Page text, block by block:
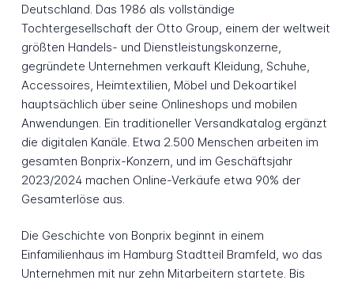
Deutschland. Das 1986 als vollständige
Tochtergesellschaft der Otto Group, einem der weltweit
größten Handels- und Dienstleistungskonzerne,
gegründete Unternehmen verkauft Kleidung, Schuhe,
Accessoires, Heimtextilien, Möbel und Dekoartikel
hauptsächlich über seine Onlineshops und mobilen
Anwendungen. Ein traditioneller Versandkatalog ergänzt
die digitalen Kanäle. Etwa 2.500 Menschen arbeiten im
gesamten Bonprix-Konzern, und im Geschäftsjahr
2023/2024 machen Online-Verkäufe etwa 90% der
Gesamterlöse aus.
Die Geschichte von Bonprix beginnt in einem
Einfamilienhaus im Hamburg Stadtteil Bramfeld, wo das
Unternehmen mit nur zehn Mitarbeitern startete. Bis